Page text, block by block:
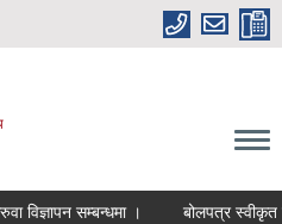
विज्ञापन सम्बन्धमा । बोलपत्र स्वीकृत